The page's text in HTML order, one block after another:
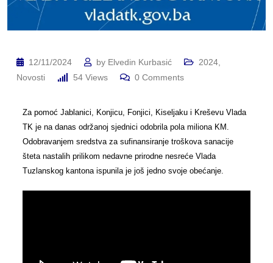
12/11/2024 by Elvedin Kurbasić 2024
Novosti
54 Views 0 Comments
Za pomoć Jablanici, Konjicu, Fonjici, Kiseljaku i Kreševu Vlada
TK je na danas održanoj sjednici odobrila pola miliona KM.
Odobravanjem sredstva za sufinansiranje troškova sanacije
šteta nastalih prilikom nedavne prirodne nesreće Vlada
Tuzlanskog kantona ispunila je još jedno svoje obećanje.